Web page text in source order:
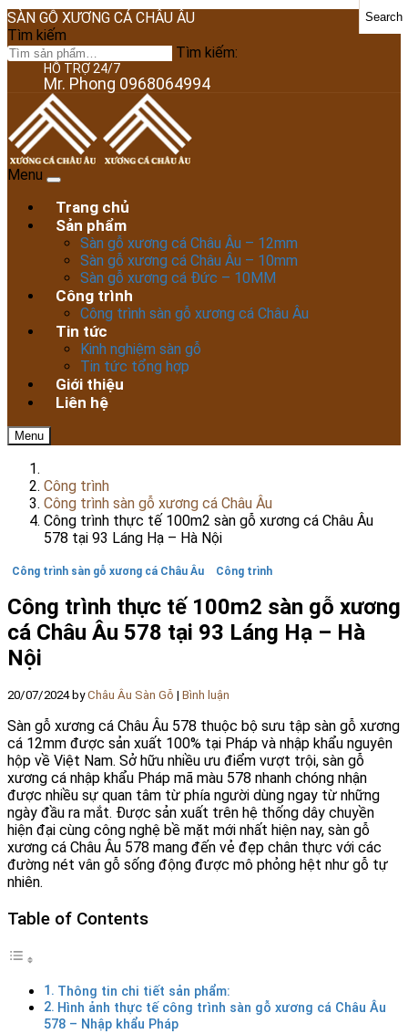
SÀN GỖ XƯƠNG CÁ CHÂU ÂU
Tìm kiếm
Tìm kiếm:
Search
HỖ TRỢ 24/7
Mr. Phong 0968064994
Menu
Trang chủ
Sản phẩm
Sàn gỗ xương cá Châu Âu – 12mm
Sàn gỗ xương cá Châu Âu – 10mm
Sàn gỗ xương cá Đức – 10MM
Công trình
Công trình sàn gỗ xương cá Châu Âu
Tin tức
Kinh nghiệm sàn gỗ
Tin tức tổng hợp
Giới thiệu
Liên hệ
Menu
Công trình
Công trình sàn gỗ xương cá Châu Âu
Công trình thực tế 100m2 sàn gỗ xương cá Châu Âu
578 tại 93 Láng Hạ – Hà Nội
Công trình sàn gỗ xương cá Châu Âu Công trình
Công trình thực tế 100m2 sàn gỗ xương
cá Châu Âu 578 tại 93 Láng Hạ – Hà
Nội
20/07/2024 byChâu Âu Sàn Gỗ | Bình luận
Sàn gỗ xương cá Châu Âu 578 thuộc bộ sưu tập sàn gỗ xương
cá 12mm được sản xuất 100% tại Pháp và nhập khẩu nguyên
hộp về Việt Nam. Sở hữu nhiều ưu điểm vượt trội, sàn gỗ
xương cá nhập khẩu Pháp mã màu 578 nhanh chóng nhận
được nhiều sự quan tâm từ phía người dùng ngay từ những
ngày đầu ra mắt. Được sản xuất trên hệ thống dây chuyền
hiện đại cùng công nghệ bề mặt mới nhất hiện nay, sàn gỗ
xương cá Châu Âu 578 mang đến vẻ đẹp chân thực với các
đường nét vân gỗ sống động được mô phỏng hệt như gỗ tự
nhiên.
Table of Contents
Thông tin chi tiết sản phẩm:
Hình ảnh thực tế công trình sàn gỗ xương cá Châu Âu
578 – Nhập khẩu Pháp